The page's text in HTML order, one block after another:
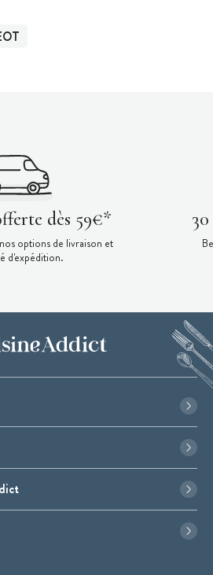
dès 59€*
options de livraison et
d'expédition.